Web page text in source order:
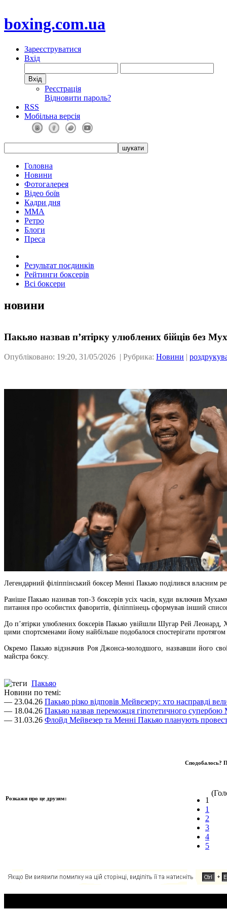
boxing.com.ua
Зареєструватися
Вхід
Реєстрація
Відновити пароль?
RSS
Мобільна версія
Головна
Новини
Фотогалерея
Відео боїв
Кадри дня
ММА
Ретро
Блоги
Преса
Результат поєдинків
Рейтинги боксерів
Всі боксери
новини
Пакьяо назвав п’ятірку улюблених бійців без
Опубліковано: 19:20, 31/05/2026 | Рубрика: Новини |
Легендарний філіппінський боксер Менні Пакьяо поділився власним
Раніше Пакьяо називав топ-3 боксерів усіх часів, куди включив
питання про особистих фаворитів, філіппінець сформував інший
До п’ятірки улюблених боксерів Пакьяо увійшли Шугар Рей Леонард,
цими спортсменами йому найбільше подобалося спостерігати протягом
Окремо Пакьяо відзначив Роя Джонса-молодшого, назвавши його
майстра боксу.
Пакьяо
Новини по темі:
— 23.04.26 Пакьяо різко відповів Мейвезеру: хто насправді
— 18.04.26 Пакьяо назвав переможця гіпотетичного
— 31.03.26 Флойд Мейвезер та Менні Пакьяо планують
Розкажи про це друзям:
Сподобалось?
1
1
2
3
4
5